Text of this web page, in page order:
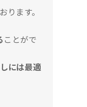
ます。
ことがで
には最適